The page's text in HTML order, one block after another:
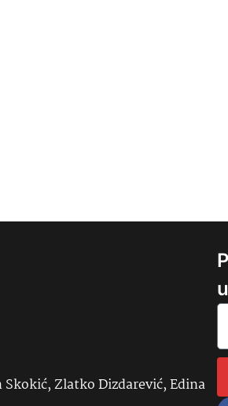
Zlatko Dizdarević, Edina